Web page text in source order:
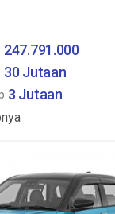
247.791.000
30 Jutaan
3 Jutaan